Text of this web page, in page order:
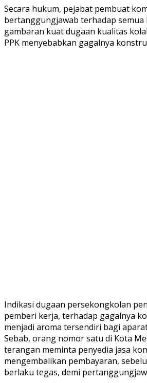
Secara hukum, pejabat pembuat
bertanggungjawab terhadap semua
gambaran kuat dugaan kualitas
PPK menyebabkan gagalnya
Indikasi dugaan persekongkolan
pemberi kerja, terhadap gagalnya
menjadi aroma tersendiri bagi
Sebab, orang nomor satu di Kota
terangan meminta penyedia jasa
mengembalikan pembayaran,
berlaku tegas, demi